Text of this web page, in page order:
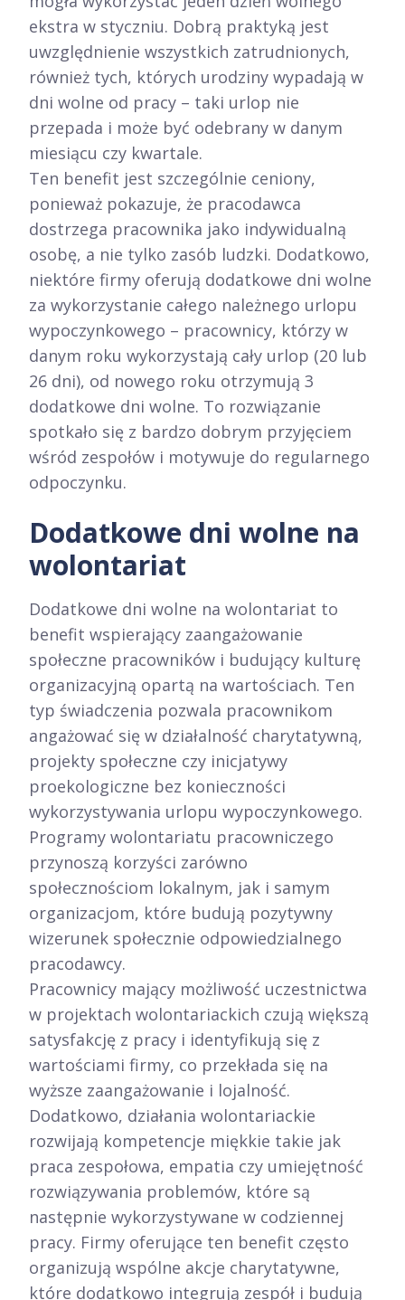
ekstra w styczniu. Dobrą praktyką jest
uwzględnienie wszystkich zatrudnionych,
również tych, których urodziny wypadają w
dni wolne od pracy – taki urlop nie
przepada i może być odebrany w danym
miesiącu czy kwartale.​
Ten benefit jest szczególnie ceniony,
ponieważ pokazuje, że pracodawca
dostrzega pracownika jako indywidualną
osobę, a nie tylko zasób ludzki. Dodatkowo,
niektóre firmy oferują dodatkowe dni wolne
za wykorzystanie całego należnego urlopu
wypoczynkowego – pracownicy, którzy w
danym roku wykorzystają cały urlop (20 lub
26 dni), od nowego roku otrzymują 3
dodatkowe dni wolne. To rozwiązanie
spotkało się z bardzo dobrym przyjęciem
wśród zespołów i motywuje do regularnego
odpoczynku.​
Dodatkowe dni wolne na
wolontariat
Dodatkowe dni wolne na wolontariat to
benefit wspierający zaangażowanie
społeczne pracowników i budujący kulturę
organizacyjną opartą na wartościach. Ten
typ świadczenia pozwala pracownikom
angażować się w działalność charytatywną,
projekty społeczne czy inicjatywy
proekologiczne bez konieczności
wykorzystywania urlopu wypoczynkowego.
Programy wolontariatu pracowniczego
przynoszą korzyści zarówno
społecznościom lokalnym, jak i samym
organizacjom, które budują pozytywny
wizerunek społecznie odpowiedzialnego
pracodawcy.​
Pracownicy mający możliwość uczestnictwa
w projektach wolontariackich czują większą
satysfakcję z pracy i identyfikują się z
wartościami firmy, co przekłada się na
wyższe zaangażowanie i lojalność.
Dodatkowo, działania wolontariackie
rozwijają kompetencje miękkie takie jak
praca zespołowa, empatia czy umiejętność
rozwiązywania problemów, które są
następnie wykorzystywane w codziennej
pracy. Firmy oferujące ten benefit często
organizują wspólne akcje charytatywne,
które dodatkowo integrują zespół i budują